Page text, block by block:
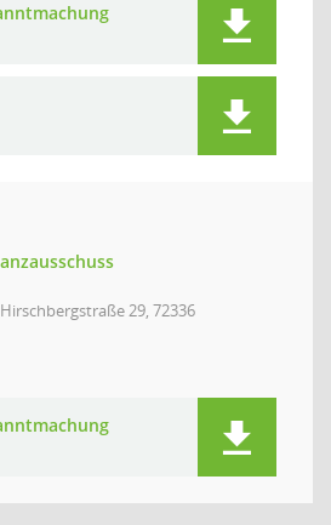
29, 72336